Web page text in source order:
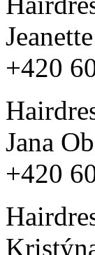
+420
Jana
+420